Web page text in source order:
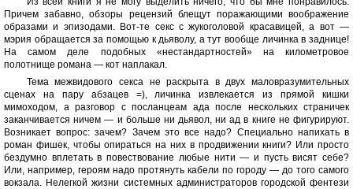
Причем забавно, обзоры рецензий блещут поражающими воображение
образами и эпизодами. Вот-те секс с жукоголовой красавицей, а вот —
мэрия обращается за помощью к дьяволу, а тут вообще личинка в заднице!
На самом деле подобных «нестандартностей» на километровое
полотнище романа — кот наплакал.
Тема межвидового секса не раскрыта в двух маловразумительных
сценах на пару абзацев =), личинка извлекается из прямой кишки
мимоходом, а разговор с посланцеам ада после нескольких страничек
заканчивается ничем — и больше ни дьявол, ни ад в книге не фигурируют.
Возникает вопрос: зачем? Зачем это все надо? Специально напихать в
роман фишек, чтобы опираться на них в продвижении книги? Или просто
бездумно вплетать в повествование любые нити — и пусть висят себе?
Или, например, героям надо протянуть кабели по городу — до того самого
вокзала. Нелегкой жизни системных администраторов городской фентези